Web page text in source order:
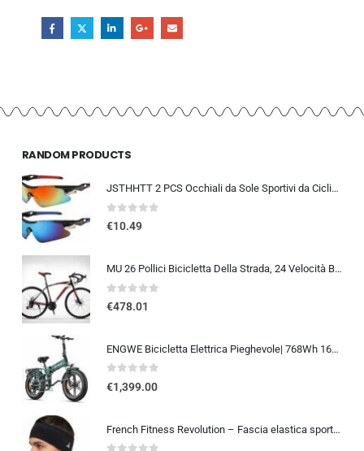
RANDOM PRODUCTS
JSTHHTT 2 PCS Occhiali da Sole Sportivi da Ciclismo,Occhiali da bicicletta antivento,occhiali da ciclismo per uomini donne,pr
0out of 5
€10.49
MU 26 Pollici Bicicletta Della Strada, 24 Velocità Bici, Doppio Freno a Disco, Acciaio Al Carbonio Telaio, Strada Di Corsa…
0out of 5
€478.01
ENGWE Bicicletta Elettrica Pieghevole| 768Wh 16AH Durata 110KM| 20″×4.0″ Fat Tire|Sensore di Coppia| Sospensione Completa| 8 Velocità| ENGINE Pro 2.0
0out of 5
€1,399.00
French Fitness Revolution – Fascia elastica sportiva per uomini e donne – corsa, ciclismo, basket, yoga, fitness – fascia per